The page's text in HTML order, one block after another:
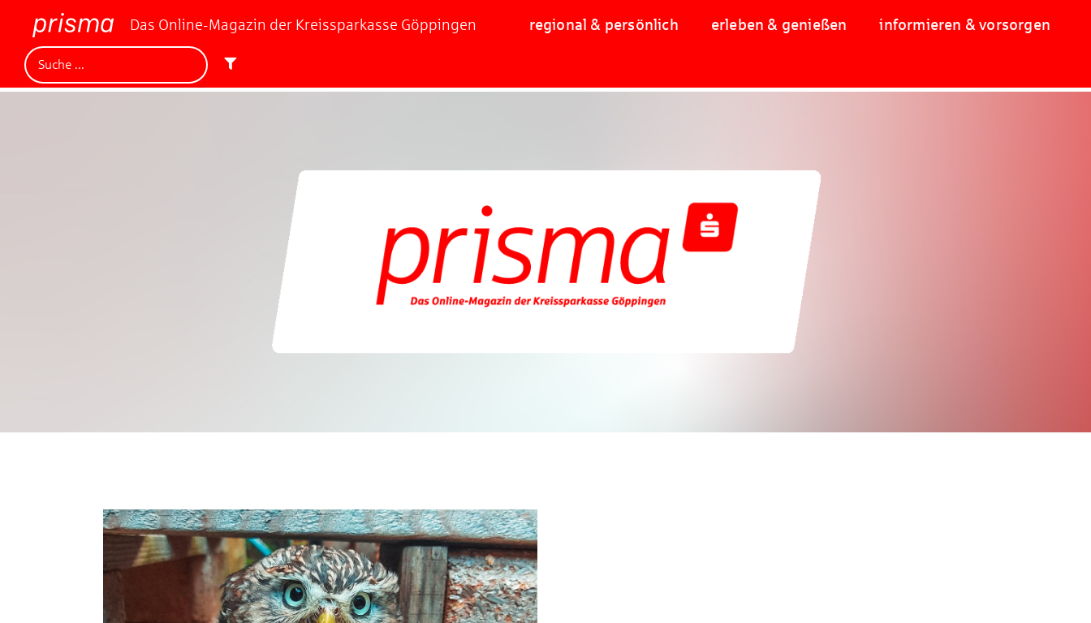
Das Online-Magazin der Kreissparkasse Göppingen regional & persönlich erleben & genießen informieren & vorsorgen